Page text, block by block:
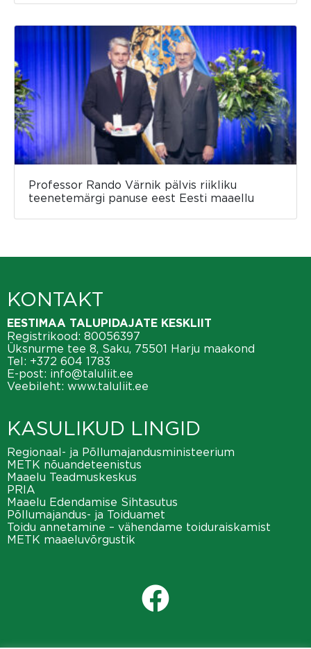
Professor Rando Värnik pälvis riikliku
teenetemärgi panuse eest Eesti maaellu
KONTAKT
EESTIMAA TALUPIDAJATE KESKLIIT
Registrikood: 80056397
Üksnurme tee 8, Saku, 75501 Harju maakond
Tel: +372 604 1783
E-post: info@taluliit.ee
Veebileht: www.taluliit.ee
KASULIKUD LINGID
Regionaal- ja Põllumajandusministeerium
METK nõuandeteenistus
Maaelu Teadmuskeskus
PRIA
Maaelu Edendamise Sihtasutus
Põllumajandus- ja Toiduamet
Toidu annetamine – vähendame toiduraiskamist
METK maaeluvõrgustik